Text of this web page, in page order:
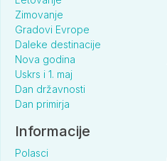
Zimovanje
Gradovi Evrope
Daleke destinacije
Nova godina
Uskrs i 1. maj
Dan državnosti
Dan primirja
Informacije
Polasci